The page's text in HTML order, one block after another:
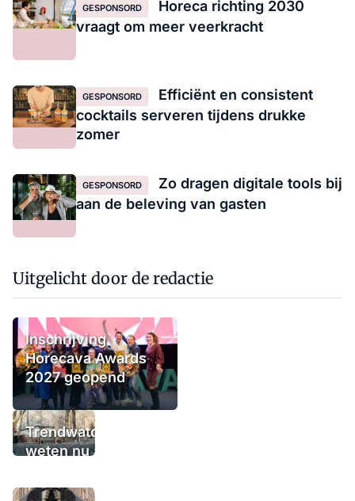
GESPONSORD
Horeca richting 2030
vraagt om meer veerkracht
GESPONSORD
Efficiënt en consistent
cocktails serveren tijdens drukke
zomer
GESPONSORD
Zo dragen digitale tools bij
aan de beleving van gasten
Uitgelicht door de redactie
Inschrijving
Horecava Awards
2027 geopend
Trendwatchers
weten nu al wat
moet bieden: